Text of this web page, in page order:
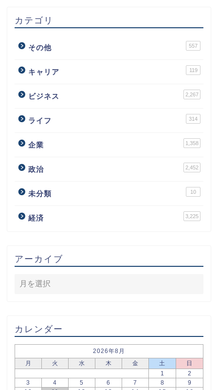
カテゴリ
その他 557
キャリア 119
ビジネス 2,267
ライフ 314
企業 1,358
政治 2,452
未分類 10
経済 3,225
アーカイブ
カレンダー
2026年8月
月
火 水 木 金 土
日
1
2
3
4 5 6 7 8
9